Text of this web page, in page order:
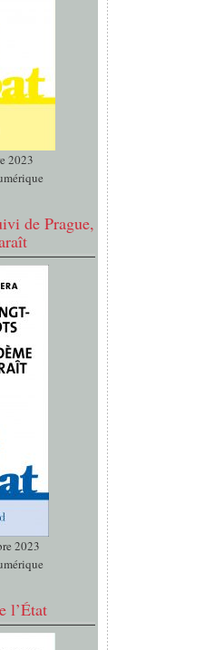
2023
de Prague,
2023
l’État